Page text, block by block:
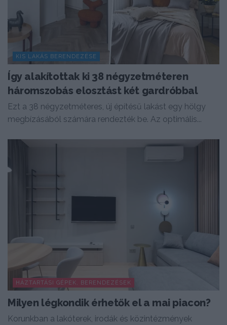
KIS LAKÁS BERENDEZÉSE
Így alakítottak ki 38 négyzetméteren
háromszobás elosztást két gardróbbal
Ezt a 38 négyzetméteres, új építésű lakást egy hölgy
megbízásából számára rendezték be. Az optimális...
HÁZTARTÁSI GÉPEK, BERENDEZÉSEK
Milyen légkondik érhetők el a mai piacon?
Korunkban a lakóterek, irodák és közintézmények